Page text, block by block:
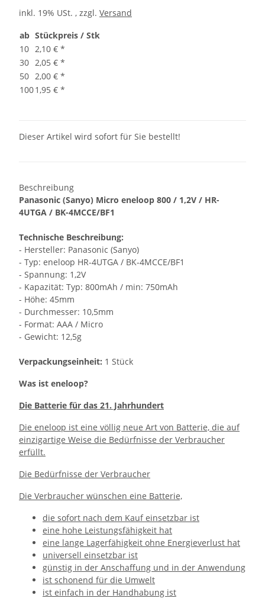
inkl. 19% USt. , zzgl. Versand
ab Stückpreis / Stk
10 2,10 € *
30 2,05 € *
50 2,00 € *
1001,95 € *
Dieser Artikel wird sofort für Sie bestellt!
Beschreibung
Panasonic (Sanyo) Micro eneloop 800 / 1,2V / HR-
4UTGA / BK-4MCCE/BF1
Technische Beschreibung:
- Hersteller: Panasonic (Sanyo)
- Typ: eneloop HR-4UTGA / BK-4MCCE/BF1
- Spannung: 1,2V
- Kapazität: Typ: 800mAh / min: 750mAh
- Höhe: 45mm
- Durchmesser: 10,5mm
- Format: AAA / Micro
- Gewicht: 12,5g
Verpackungseinheit: 1 Stück
Was ist eneloop?
Die Batterie für das 21. Jahrhundert
Die eneloop ist eine völlig neue Art von Batterie, die auf
einzigartige Weise die Bedürfnisse der Verbraucher
erfüllt.
Die Bedürfnisse der Verbraucher
Die Verbraucher wünschen eine Batterie,
die sofort nach dem Kauf einsetzbar ist
eine hohe Leistungsfähigkeit hat
eine lange Lagerfähigkeit ohne Energieverlust hat
universell einsetzbar ist
günstig in der Anschaffung und in der Anwendung
ist schonend für die Umwelt
ist einfach in der Handhabung ist